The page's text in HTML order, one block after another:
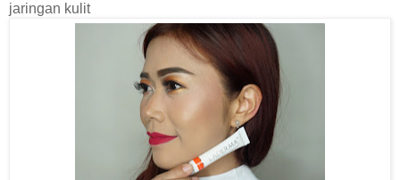
jaringan kulit